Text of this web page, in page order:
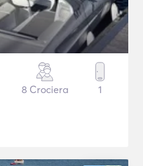
8 Crociera 1